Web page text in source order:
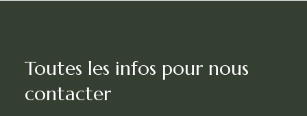
Toutes les infos pour nous
contacter